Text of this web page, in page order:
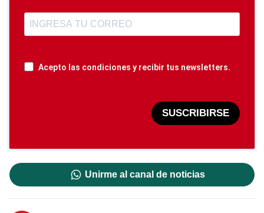
Acepto las condiciones y recibir tus newsletters.
SUSCRIBIRSE
Unirme al canal de noticias